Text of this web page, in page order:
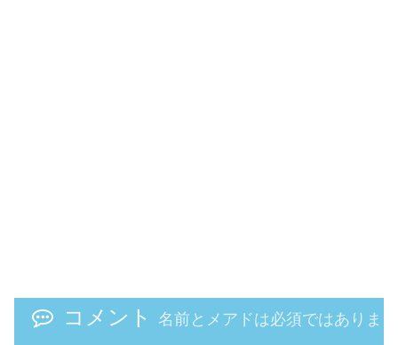
コメント 名前とメアドは必須ではありま